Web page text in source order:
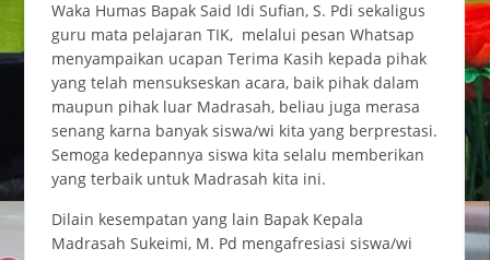
Waka Humas Bapak Said Idi Sufian, S. Pdi sekaligus
guru mata pelajaran TIK, melalui pesan Whatsap
menyampaikan ucapan Terima Kasih kepada pihak
yang telah mensukseskan acara, baik pihak dalam
maupun pihak luar Madrasah, beliau juga merasa
senang karna banyak siswa/wi kita yang berprestasi.
Semoga kedepannya siswa kita selalu memberikan
yang terbaik untuk Madrasah kita ini.
Dilain kesempatan yang lain Bapak Kepala
Madrasah Sukeimi, M. Pd mengafresiasi siswa/wi